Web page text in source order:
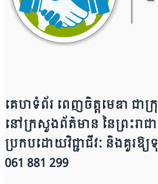
គេហទំព័រ ពេញចិត្តមេឌា ជ
នៅក្រសួងព័ត៌មាន នៃ​​​​ព្រះរា
ប្រក​ប​ដោ​​​​​​យ​វិជ្ជាជីវៈ និ​ងគួរ​ឱ្
0​​​​​61 881 299